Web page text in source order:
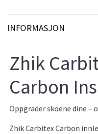
INFORMASJON
Zhik
Carbon
Oppgrader skoene dine –
Zhik Carbitex Carbon